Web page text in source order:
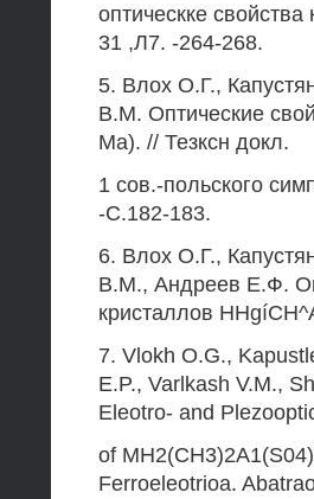
оптическке
31 ,Л7. -264-268.
5. Влох О.Г.,
В.М. Оптические
Ma). // Тезксн докл.
1 сов.-польского
-С.182-183.
6. Влох О.Г.,
В.М., Андреев Е.Ф.
кристаллов
7. Vlokh O.G.,
E.P., Varlkash V.M.,
Eleotro- and
of
Ferroeleotrioa.